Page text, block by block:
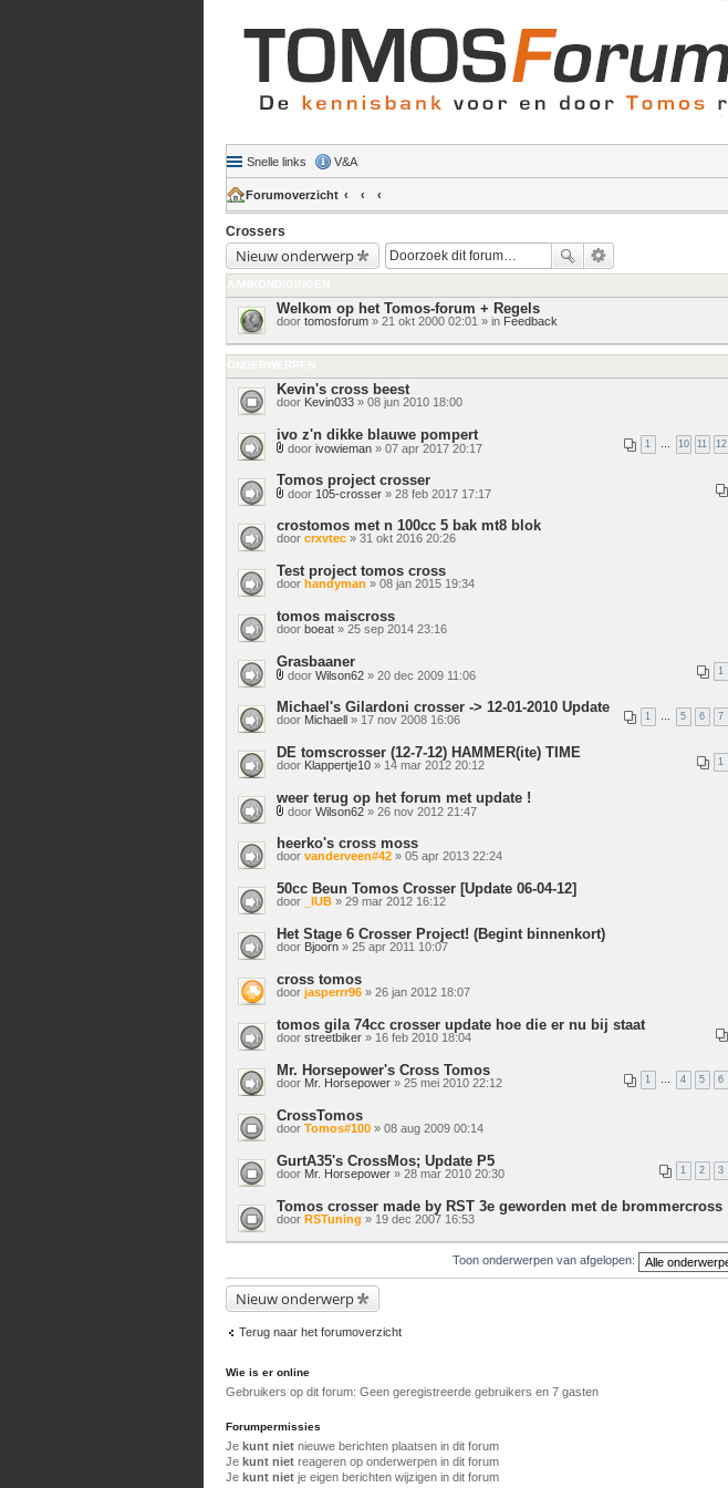
Snelle links V&A
Forumoverzicht
Crossers
Nieuw onderwerp
Welkom op het Tomos-forum + Regels
door tomosforum» 21 okt 2000 02:01 » in Feedback
Kevin's cross beest
door Kevin033» 08 jun 2010 18:00
ivo z'n dikke blauwe pompert
1 10 11 12
door ivowieman» 07 apr 2017 20:17
Tomos project crosser
door 105-crosser» 28 feb 2017 17:17
crostomos met n 100cc 5 bak mt8 blok
door crxvtec» 31 okt 2016 20:26
Test project tomos cross
door handyman » 08 jan 2015 19:34
tomos maiscross
door boeat» 25 sep 2014 23:16
Grasbaaner
1
door Wilson62» 20 dec 2009 11:06
Michael's Gilardoni crosser -> 12-01-2010 Update
1 5 6 7
door Michaell» 17 nov 2008 16:06
DE tomscrosser (12-7-12) HAMMER(ite) TIME
1
door Klappertje10» 14 mar 2012 20:12
weer terug op het forum met update !
door Wilson62» 26 nov 2012 21:47
heerko's cross moss
door vanderveen#42» 05 apr 2013 22:24
50cc Beun Tomos Crosser [Update 06-04-12]
door _IUB» 29 mar 2012 16:12
Het Stage 6 Crosser Project! (Begint binnenkort)
door Bjoorn» 25 apr 2011 10:07
cross tomos
door jasperrr96» 26 jan 2012 18:07
tomos gila 74cc crosser update hoe die er nu bij staat
door streetbiker» 16 feb 2010 18:04
Mr. Horsepower's Cross Tomos
1 4 5 6
door Mr. Horsepower» 25 mei 2010 22:12
CrossTomos
door Tomos#100» 08 aug 2009 00:14
GurtA35's CrossMos; Update P5
1 2 3
door Mr. Horsepower» 28 mar 2010 20:30
Tomos crosser made by RST 3e geworden met de brommercross
door RSTuning » 19 dec 2007 16:53
Toon onderwerpen van afgelopen:
Nieuw onderwerp
Terug naar het forumoverzicht
Wie is er online
Gebruikers op dit forum: Geen geregistreerde gebruikers en 7 gasten
Forumpermissies
Je kunt nietnieuwe berichten plaatsen in dit forum
Je kunt nietreageren op onderwerpen in dit forum
Je kunt nietje eigen berichten wijzigen in dit forum